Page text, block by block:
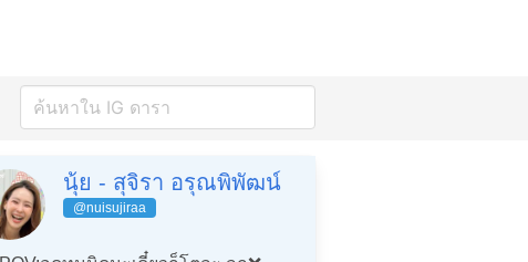
นุ้ย - สุจิรา อรุณพิพัฒน์
@nuisujiraa